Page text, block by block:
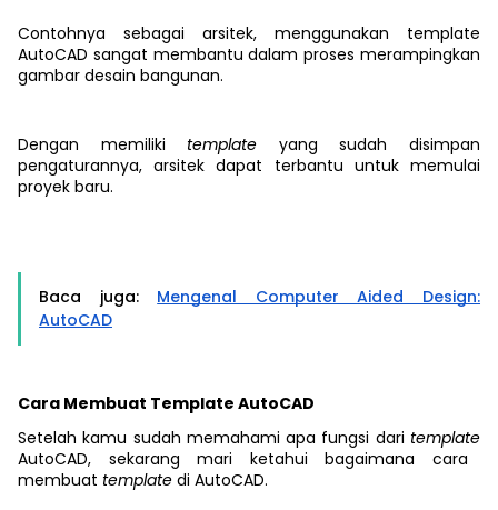
Contohnya sebagai arsitek, menggunakan template
AutoCAD sangat membantu dalam proses merampingkan
gambar desain bangunan.
Dengan memiliki template yang sudah disimpan
pengaturannya, arsitek dapat terbantu untuk memulai
proyek baru.
Baca juga: Mengenal Computer Aided Design:
AutoCAD
Cara Membuat Template AutoCAD
Setelah kamu sudah memahami apa fungsi dari template
AutoCAD, sekarang mari ketahui bagaimana cara
membuat template di AutoCAD.